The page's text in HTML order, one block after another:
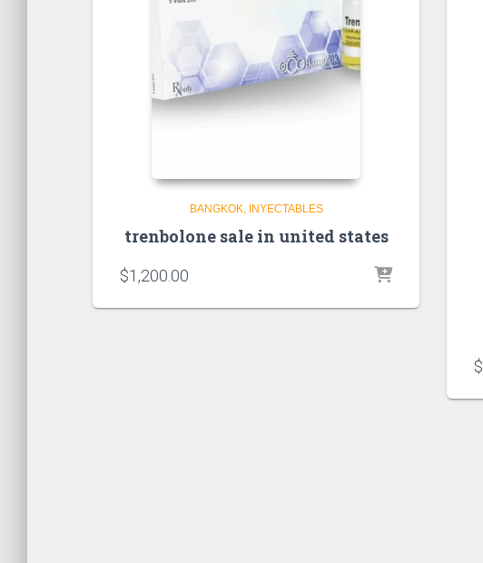
BANGKOK INYECTABLES
trenbolone sale in united states
$1,200.00
$